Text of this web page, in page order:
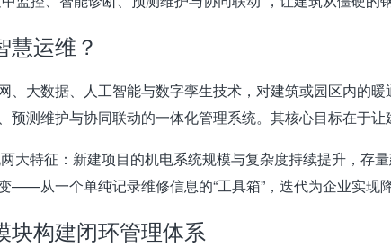
慧运维？
、大数据、人工智能与数字孪生技术，对建筑或园区内的
预测维护与协同联动的一体化管理系统。其核心目标在于让
大特征：新建项目的机电系统规模与复杂度持续提升，存
——从一个单纯记录维修信息的“工具箱”，迭代为企业实现
块构建闭环管理体系